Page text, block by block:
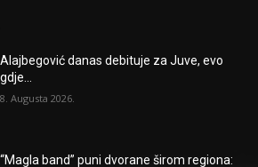
Alajbegović danas debituje za Juve, evo
gdje...
8. Augusta 2026.
“Magla band” puni dvorane širom regiona: